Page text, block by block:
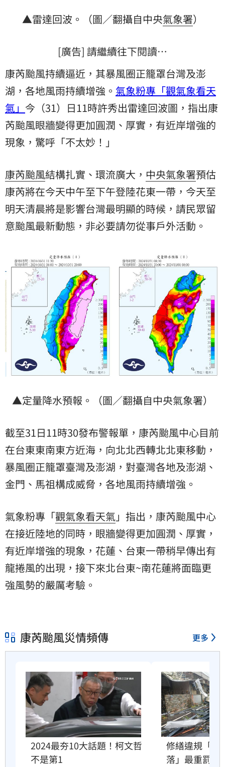
▲雷達回波。（圖／翻攝自中央氣象署）
[廣告] 請繼續往下閱讀…
康芮颱風持續逼近，其暴風圈正籠罩台灣及澎
湖，各地風雨持續增強。 氣象粉專「觀氣象看天
氣」 今（31）日11時許秀出雷達回波圖，指出康
芮颱風眼牆變得更加圓潤、厚實，有近岸增強的
現象，驚呼「不太妙！」
康芮颱風結構扎實、環流廣大， 中央氣象署預估
康芮將在今天中午至下午登陸花東一帶，今天至
明天清晨將是影響台灣最明顯的時候，請民眾留
意颱風最新動態，非必要請勿從事戶外活動。
▲定量降水預報。（圖／翻攝自中央氣象署）
截至31日11時30發布警報單，康芮颱風中心目前
在台東東南東方近海，向北北西轉北北東移動，
暴風圈正籠罩臺灣及澎湖，對臺灣各地及澎湖、
金門、馬祖構成威脅，各地風雨持續增強。
氣象粉專「觀氣象看天氣」指出，康芮颱風中心
在接近陸地的同時，眼牆變得更加圓潤、厚實，
有近岸增強的現象，花蓮、台東一帶稍早傳出有
龍捲風的出現，接下來北台東~南花蓮將面臨更
強風勢的嚴厲考驗。
康芮颱風災情頻傳 更多
2024最夯10大話題！柯文哲
不是第1
修繕違規「鐵
落」最重罰30